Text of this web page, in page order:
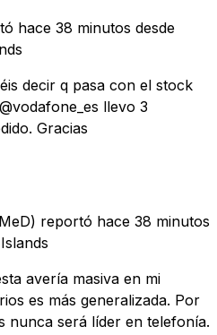
hace 38 minutos desde
decir q pasa con el stock
llevo 3
Gracias
reportó hace 38 minutos
avería masiva en mi
es más generalizada. Por
nunca será líder en telefonía.